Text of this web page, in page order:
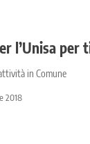
l’Unisa
in Comune
2018